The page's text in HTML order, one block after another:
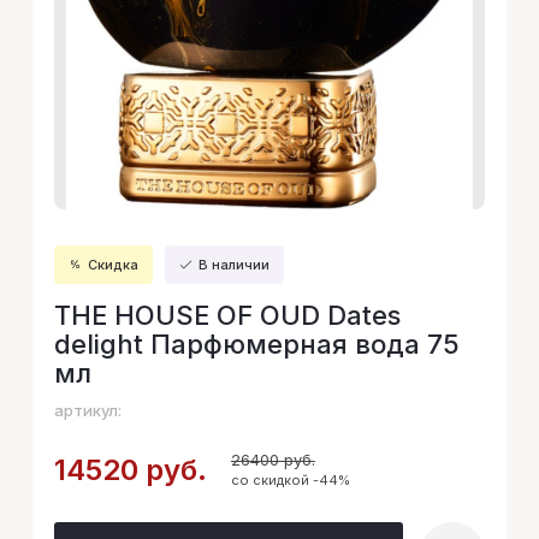
Скидка В наличии
THE HOUSE OF OUD Dates
delight Парфюмерная вода 75
мл
артикул:
14520 руб. 26400 руб.
со скидкой -44%